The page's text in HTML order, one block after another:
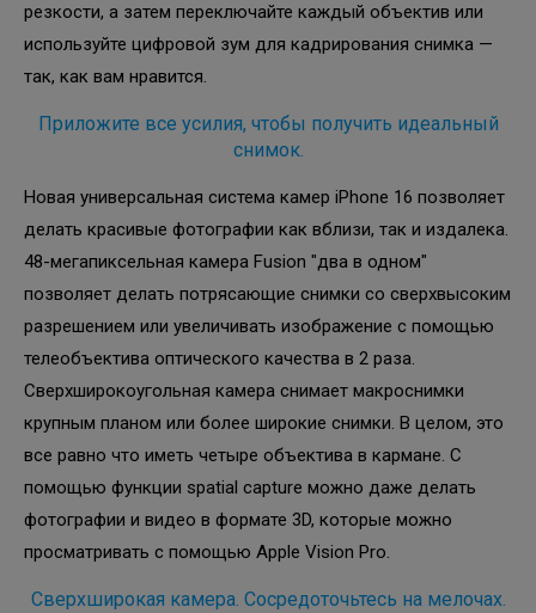
резкости, а затем переключайте каждый объектив или
используйте цифровой зум для кадрирования снимка —
так, как вам нравится.
Приложите все усилия, чтобы получить идеальный
снимок.
Новая универсальная система камер iPhone 16 позволяет
делать красивые фотографии как вблизи, так и издалека.
48-мегапиксельная камера Fusion "два в одном"
позволяет делать потрясающие снимки со сверхвысоким
разрешением или увеличивать изображение с помощью
телеобъектива оптического качества в 2 раза.
Сверхширокоугольная камера снимает макроснимки
крупным планом или более широкие снимки. В целом, это
все равно что иметь четыре объектива в кармане. С
помощью функции spatial capture можно даже делать
фотографии и видео в формате 3D, которые можно
просматривать с помощью Apple Vision Pro.
Сверхширокая камера. Сосредоточьтесь на мелочах.